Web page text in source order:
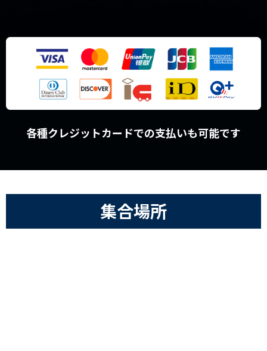
各種クレジットカードでの支払いも可能です
集合場所